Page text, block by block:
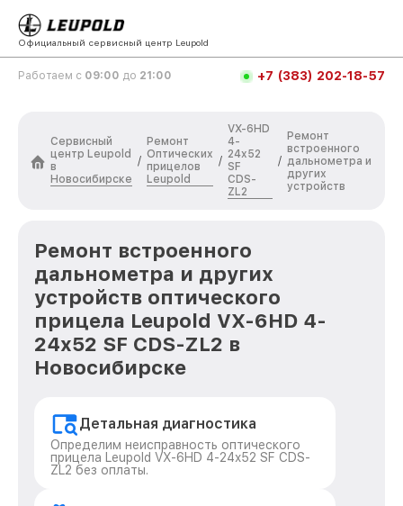
Официальный сервисный центр Leupold
Работаем с 09:00 до 21:00 +7 (383) 202-18-57
Сервисный
центр Leupold
в
Новосибирске
/
Ремонт
Оптических
прицелов
Leupold
/
VX-6HD
4-
24x52
SF
CDS-
ZL2
/
Ремонт
встроенного
дальнометра и
других
устройств
Ремонт встроенного
дальнометра и других
устройств оптического
прицела Leupold VX-6HD 4-
24x52 SF CDS-ZL2 в
Новосибирске
Детальная диагностика
Определим неисправность оптического
прицела Leupold VX-6HD 4-24x52 SF CDS-
ZL2 без оплаты.